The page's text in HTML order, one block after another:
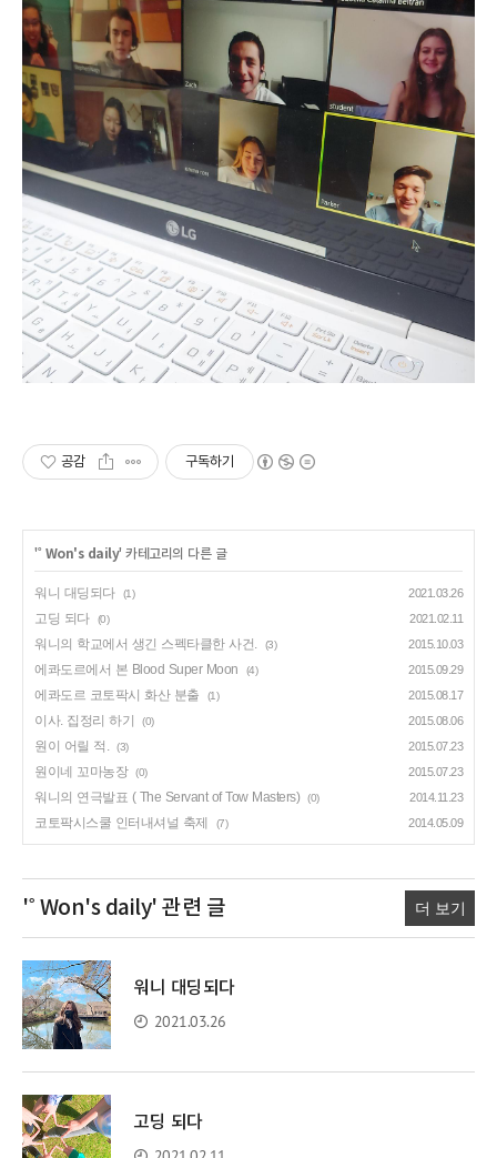
공감 구독하기
'˚ Won's daily' 카테고리의 다른 글
워니 대딩되다 (1) 2021.03.26
고딩 되다 (0) 2021.02.11
워니의 학교에서 생긴 스펙타클한 사건. (3) 2015.10.03
에콰도르에서 본 Blood Super Moon (4) 2015.09.29
에콰도르 코토팍시 화산 분출 (1) 2015.08.17
이사. 집정리 하기 (0) 2015.08.06
원이 어릴 적. (3) 2015.07.23
원이네 꼬마농장 (0) 2015.07.23
워니의 연극발표 ( The Servant of Tow Masters) (0) 2014.11.23
코토팍시스쿨 인터내셔널 축제 (7) 2014.05.09
'˚ Won's daily' 관련 글 더 보기
워니 대딩되다
2021.03.26
고딩 되다